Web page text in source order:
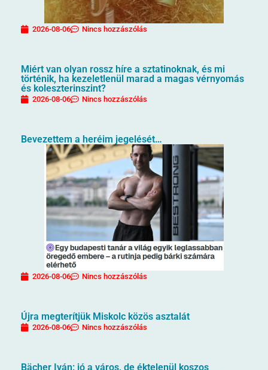
2026-08-06 Nincs hozzászólás
Miért van olyan rossz híre a sztatinoknak, és mi
történik, ha kezeletlenül marad a magas vérnyomás
és koleszterinszint?
2026-08-06 Nincs hozzászólás
Bevezettem a heréim jegelését…
2026-08-06 Nincs hozzászólás
Újra megterítjük Miskolc közös asztalát
2026-08-06 Nincs hozzászólás
Bächer Iván: jó a város, de éktelenül koszos